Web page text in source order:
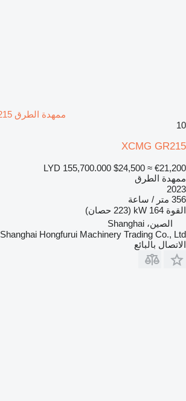
ممهدة الطرق XCMG GR215
10
XCMG GR215
LYD 155,700.000 $24,500 ≈ €21,200
ممهدة الطرق
2023
356 متر / ساعة
القوة 164 kW (223 حصان)
الصين، Shanghai
Shanghai Hongfurui Machinery Trading Co., Ltd
الاتصال بالبائع